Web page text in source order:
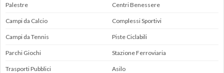
Palestre Centri Benessere
Campi da Calcio Complessi Sportivi
Campi da Tennis Piste Ciclabili
Parchi Giochi Stazione Ferroviaria
Trasporti Pubblici Asilo